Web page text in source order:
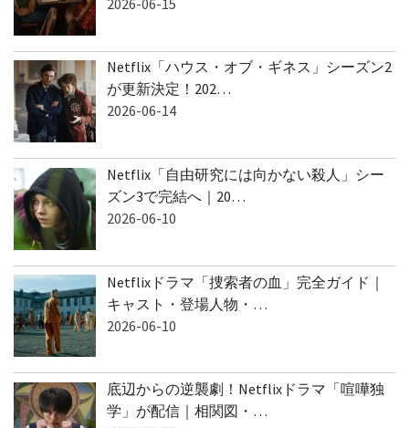
2026-06-15
Netflix「ハウス・オブ・ギネス」シーズン2
が更新決定！202…
2026-06-14
Netflix「自由研究には向かない殺人」シー
ズン3で完結へ｜20…
2026-06-10
Netflixドラマ「捜索者の血」完全ガイド｜
キャスト・登場人物・…
2026-06-10
底辺からの逆襲劇！Netflixドラマ「喧嘩独
学」が配信｜相関図・…